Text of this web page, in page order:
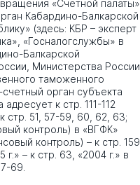
«Счетной палаты»
Кабардино-Балкарской
(здесь: КБР – эксперт
«Госналогслужбы» в
Балкарской
Министерства России
таможенного
орган субъекта
к стр. 111-112
51, 57-59, 60, 62, 63;
контроль) в «ВГФК»
контроль) – к стр.
г.» – к стр. 63, «2004 г.» в
69.